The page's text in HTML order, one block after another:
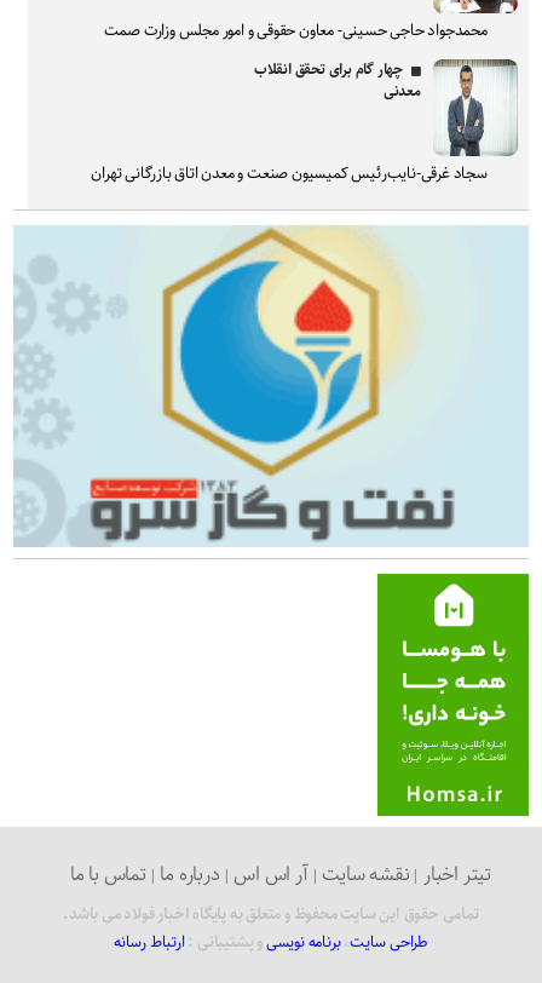
محمدجواد حاجی حسینی- معاون حقوقی و امور مجلس وزارت صمت
چهار گام برای تحقق انقلاب
معدنی
سجاد غرقی-نایب‌رئیس کمیسیون صنعت و معدن اتاق بازرگانی تهران
تیتر اخبار نقشه سایت آر اس اس درباره ما تماس با ما
تمامی حقوق این سایت محفوظ و متعلق به پایگاه اخبار فولاد می باشد.
طراحی سایت،برنامه نویسیو پشتیبانی :ارتباط رسانه